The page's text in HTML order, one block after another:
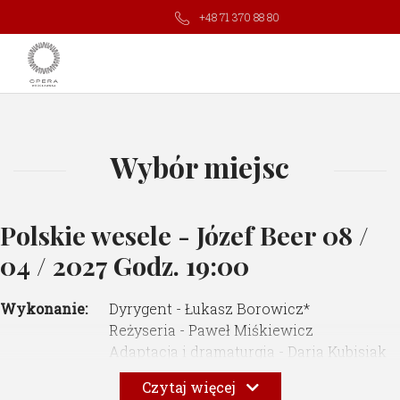
+48 71 370 88 80
Wybór miejsc
Polskie wesele - Józef Beer 08 /
04 / 2027 Godz. 19:00
Wykonanie:
Dyrygent - Łukasz Borowicz*
Reżyseria - Paweł Miśkiewicz
Adaptacja i dramaturgia - Daria Kubisiak
Choreografia i ruch sceniczny - Maćko
PrusakCzytaj więcej